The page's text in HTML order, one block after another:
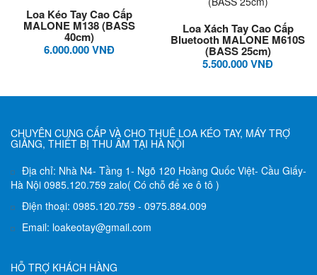
Loa Kéo Tay Cao Cấp
MALONE M138 (BASS
40cm)
6.000.000 VNĐ
Loa Xách Tay Cao Cấp
Bluetooth MALONE M610S
(BASS 25cm)
5.500.000 VNĐ
CHUYÊN CUNG CẤP VÀ CHO THUÊ LOA KÉO TAY, MÁY TRỢ
GIẢNG, THIẾT BỊ THU ÂM TẠI HÀ NỘI
Địa chỉ: Nhà N4- Tầng 1- Ngõ 120 Hoàng Quốc Việt- Cầu Giấy-
Hà Nội 0985.120.759 zalo( Có chỗ để xe ô tô )
Điện thoại: 0985.120.759 - 0975.884.009
Email: loakeotay@gmail.com
HỖ TRỢ KHÁCH HÀNG